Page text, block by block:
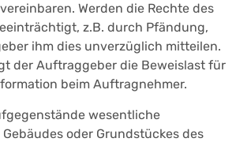
Werden die Rechte des
z.B. durch Pfändung,
ihm dies unverzüglich mitteilen.
der Auftraggeber die Beweislast für
beim Auftragnehmer.
wesentliche
oder Grundstückes des